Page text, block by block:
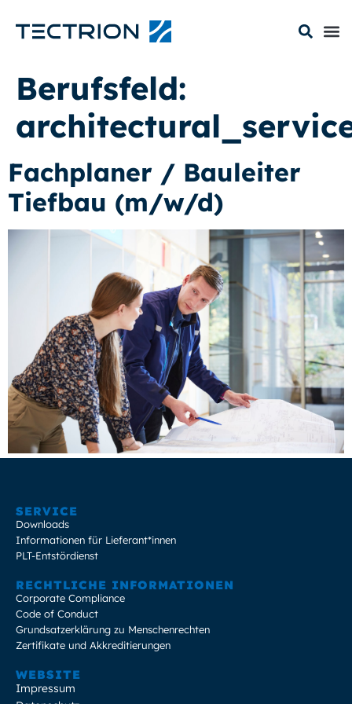
Berufsfeld:
Fachplaner / Bauleiter
Tiefbau (m/w/d)
SERVICE
Downloads
Informationen für Lieferant*innen
PLT-Entstördienst
RECHTLICHE INFORMATIONEN
Corporate Compliance
Code of Conduct
Grundsatzerklärung zu Menschenrechten
Zertifikate und Akkreditierungen
WEBSITE
Impressum